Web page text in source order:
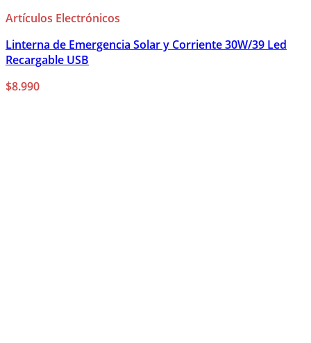
Artículos Electrónicos
Linterna de Emergencia Solar y Corriente 30W/39 Led
Recargable USB
$8.990